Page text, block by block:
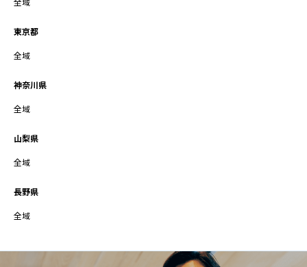
全域
東京都
全域
神奈川県
全域
山梨県
全域
長野県
全域